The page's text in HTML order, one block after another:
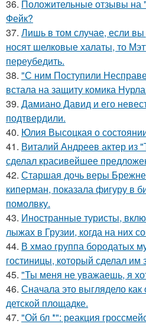
36. Положительные отзывы на
Фейк?
37. Лишь в том случае, если
носят шелковые халаты, то
переубедить.
38. "С ним Поступили
встала на защиту комика
39. Дамиано Давид и его
подтвердили.
40. Юлия Высоцкая о
41. Виталий Андреев актер из
сделал красивейшее
42. Старшая дочь веры
киперман, показала фигуру в
помолвку.
43. Иностранные туристы,
лыжах в Грузии, когда на них
44. В хмао группа бородатых
гостиницы, который сделал им
45. "Ты меня не уважаешь, я
46. Сначала это выглядело
детской площадке.
47. "Ой бл *": реакция